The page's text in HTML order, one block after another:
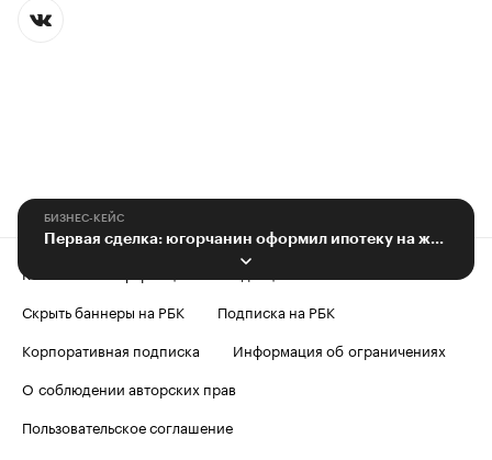
БИЗНЕС-КЕЙС
Первая сделка: югорчанин оформил ипотеку на жильё в Крыму
Контактная информация
Скрыть баннеры на РБК
Подписка на РБК
Корпоративная подписка
Информация об ограничениях
О соблюдении авторских прав
Пользовательское соглашение